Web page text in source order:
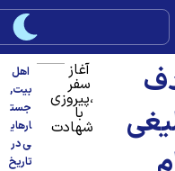
آغاز
سفر
،پیروزی
با
شهادت
اهل
بیت,
جست
ارهای
ی در
تاریخ